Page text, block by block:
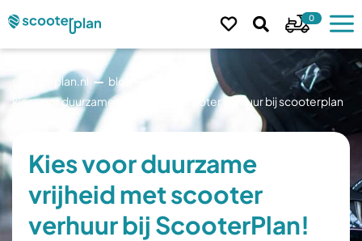
0
scooterplan.nl
blog
kies voor duurzame vrijheid met scooter verhuur bij scooterplan
Kies voor duurzame
vrijheid met scooter
verhuur bij ScooterPlan!